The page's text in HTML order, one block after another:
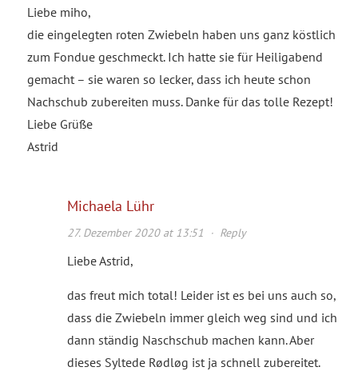
Liebe miho,
die eingelegten roten Zwiebeln haben uns ganz köstlich
zum Fondue geschmeckt. Ich hatte sie für Heiligabend
gemacht – sie waren so lecker, dass ich heute schon
Nachschub zubereiten muss. Danke für das tolle Rezept!
Liebe Grüße
Astrid
Michaela Lühr
27. Dezember 2020 at 13:51 · Reply
Liebe Astrid,
das freut mich total! Leider ist es bei uns auch so,
dass die Zwiebeln immer gleich weg sind und ich
dann ständig Naschschub machen kann. Aber
dieses Syltede Rødløg ist ja schnell zubereitet.